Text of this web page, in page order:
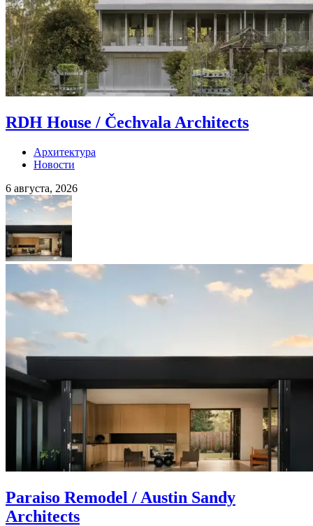
RDH House / Čechvala Architects
Архитектура
Новости
6 августа, 2026
Paraiso Remodel / Austin Sandy
Architects